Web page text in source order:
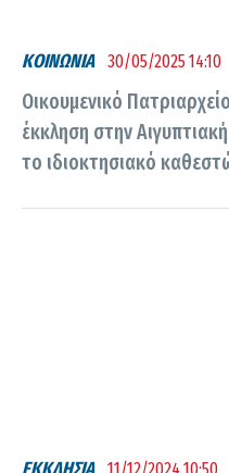
ΚΟΙΝΩΝΙΑ 30/05/2025 14:10
Οικουμενικό
έκκληση στην
το ιδιοκτησιακό